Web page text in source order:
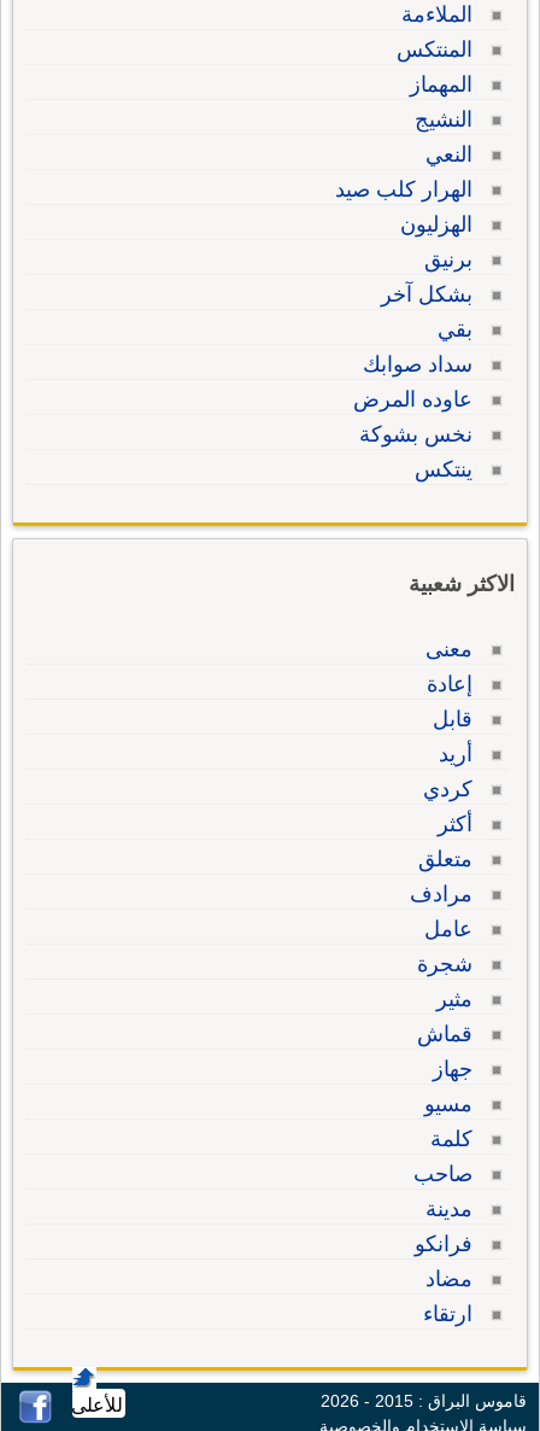
الملاءمة
المنتكس
المهماز
النشيج
النعي
الهرار كلب صيد
الهزليون
برنيق
بشكل آخر
بقي
سداد صوابك
عاوده المرض
نخس بشوكة
ينتكس
الاكثر شعبية
معنى
إعادة
قابل
أريد
كردي
أكثر
متعلق
مرادف
عامل
شجرة
مثير
قماش
جهاز
مسيو
كلمة
صاحب
مدينة
فرانكو
مضاد
ارتقاء
للأعلى
قاموس البراق : 2015 - 2026
سياسة الإستخدام والخصوصية